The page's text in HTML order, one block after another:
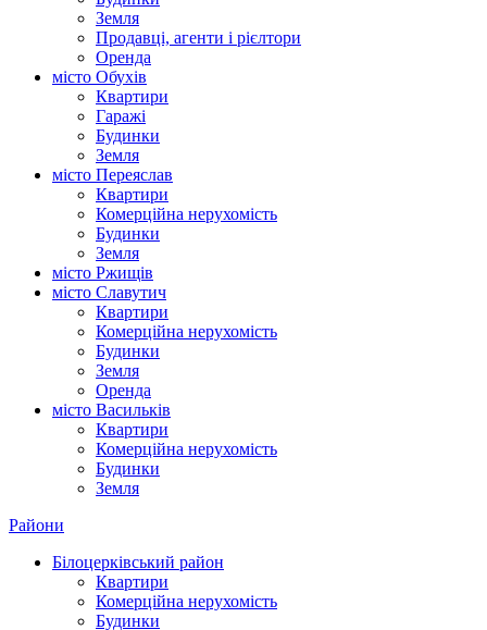
Земля
Продавці, агенти і рієлтори
Оренда
місто Обухів
Квартири
Гаражі
Будинки
Земля
місто Переяслав
Квартири
Комерційна нерухомість
Будинки
Земля
місто Ржищів
місто Славутич
Квартири
Комерційна нерухомість
Будинки
Земля
Оренда
місто Василькiв
Квартири
Комерційна нерухомість
Будинки
Земля
Райони
Білоцерківський район
Квартири
Комерційна нерухомість
Будинки